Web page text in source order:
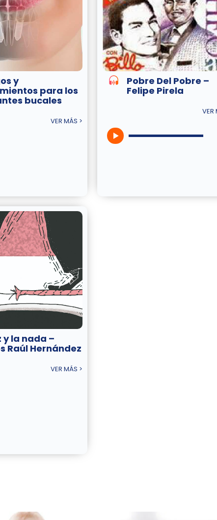
y
para los
bucales
VER MÁS >
Pobre Del Pobre –
Felipe Pirela
VER
y la nada –
Raúl Hernández
VER MÁS >